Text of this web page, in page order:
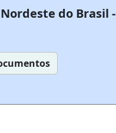
do Brasil -